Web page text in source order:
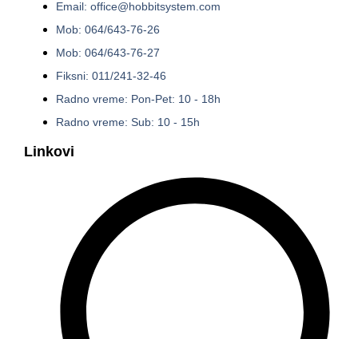
Linkovi
Email: office@hobbitsystem.com
Mob: 064/643-76-26
Mob: 064/643-76-27
Fiksni: 011/241-32-46
Radno vreme: Pon-Pet: 10 - 18h
Radno vreme: Sub: 10 - 15h